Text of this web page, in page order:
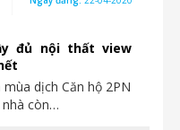
đủ nội thất view
dịch Căn hộ 2PN
còn…